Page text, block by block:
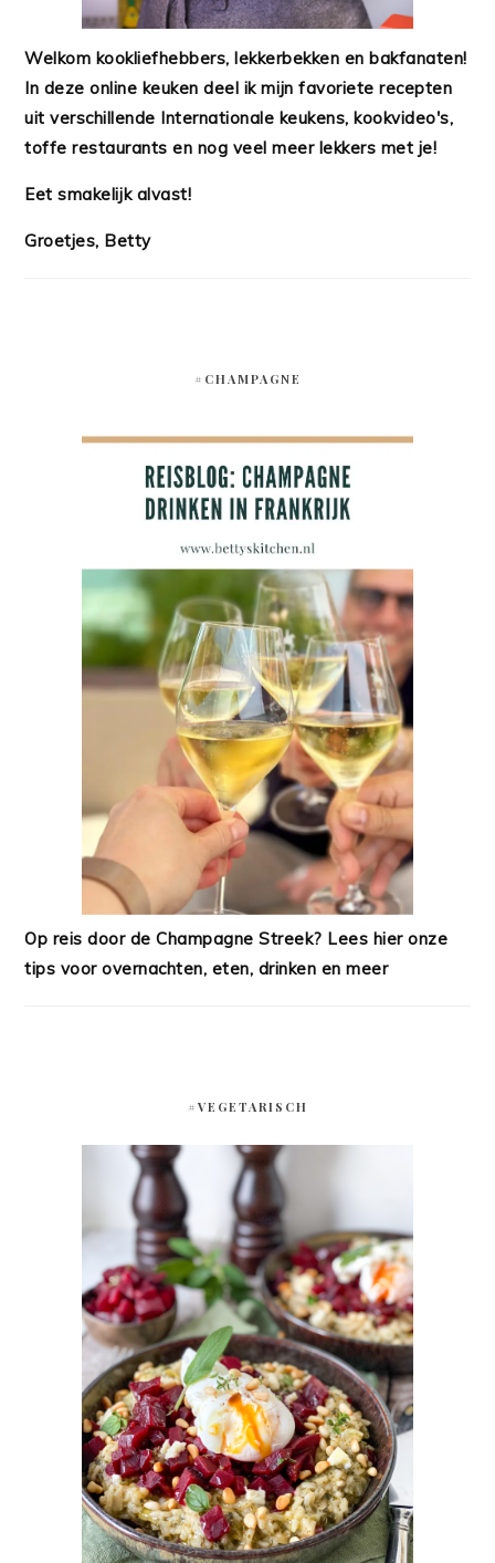
Welkom kookliefhebbers, lekkerbekken en bakfanaten!
In deze online keuken deel ik mijn favoriete recepten
uit verschillende Internationale keukens, kookvideo's,
toffe restaurants en nog veel meer lekkers met je!
Eet smakelijk alvast!
Groetjes, Betty
#CHAMPAGNE
Op reis door de Champagne Streek? Lees hier onze
tips voor overnachten, eten, drinken en meer
#VEGETARISCH